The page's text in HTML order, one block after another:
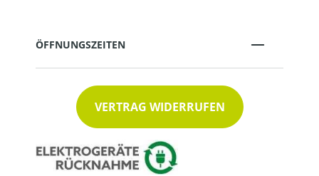
ÖFFNUNGSZEITEN
VERTRAG WIDERRUFEN